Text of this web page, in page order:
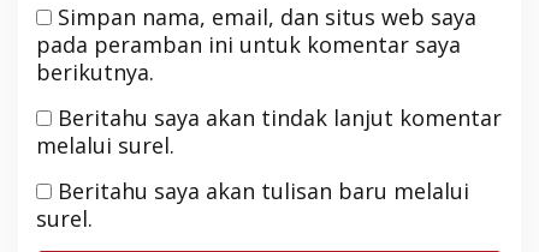
Simpan nama, email, dan situs web saya
pada peramban ini untuk komentar saya
berikutnya.
Beritahu saya akan tindak lanjut komentar
melalui surel.
Beritahu saya akan tulisan baru melalui
surel.